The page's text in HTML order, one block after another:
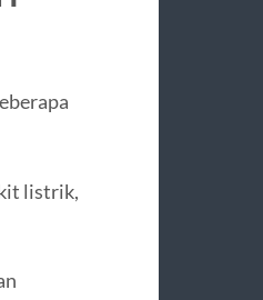
listrik,